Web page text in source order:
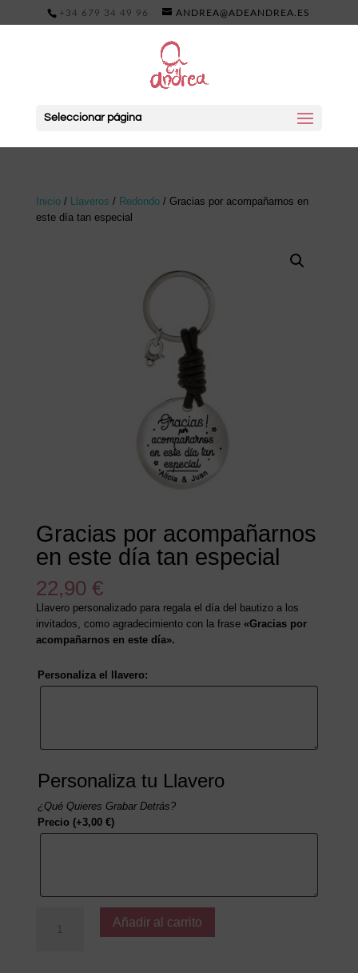
+34 679 34 49 96 ANDREA@ADEANDREA.ES
Seleccionar página
Inicio/ Llaveros / Redondo/ Gracias por acompañarnos en
este día tan especial
Gracias por acompañarnos
en este día tan especial
22,90 €
Llavero personalizado para regala el día del bautizo a los
invitados, como agradecimiento con la frase «Gracias por
acompañarnos en este día».
Personaliza el llavero:
Personaliza tu Llavero
¿Qué Quieres Grabar Detrás?
Precio (+3,00 €)
Añadir al carrito